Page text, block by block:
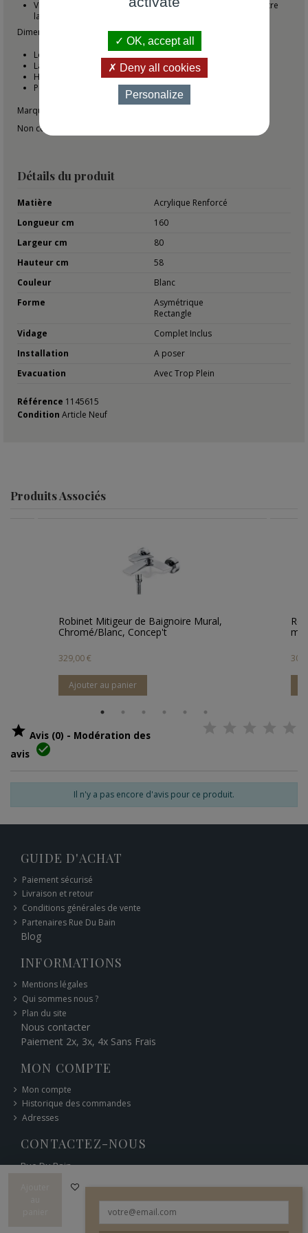
Vidage complet incluant la bonde, le siphon et le raccord entre
la bonde et le trop-plein
Dimensions de la
baignoire rectangulaire
Longueur : 160 cm
Largeur : 80 cm
Hauteur : 58 cm
Poids : 55 kg
Marque : Rue du Bain
Non compris : Robinetterie et accessoires
Détails du produit
Matière
Acrylique Renforcé
Longueur cm
160
Largeur cm
80
Hauteur cm
58
Couleur
Blanc
Forme
Asymétrique
Rectangle
Vidage
Complet Inclus
Installation
A poser
Evacuation
Avec Trop Plein
Référence 1145615
Condition Article Neuf
Produits Associés
Mural,
Robinet Thermostatique Bain / Douche
mural - Chromé - Kubic
 Avis (0) - Modération des
avis 
Il n'y a pas encore d'avis pour ce produit.
GUIDE D'ACHAT
Paiement sécurisé
Livraison et retour
Conditions générales de vente
Partenaires Rue Du Bain
Blog
INFORMATIONS
Mentions légales
Qui sommes nous ?
Plan du site
Nous contacter
Paiement 2x, 3x, 4x Sans Frais
MON COMPTE
Mon compte
Historique des commandes
Adresses
CONTACTEZ-NOUS
Rue Du Bain
05 65 49 44 76
OK, accept all
Deny all cookies
Personalize